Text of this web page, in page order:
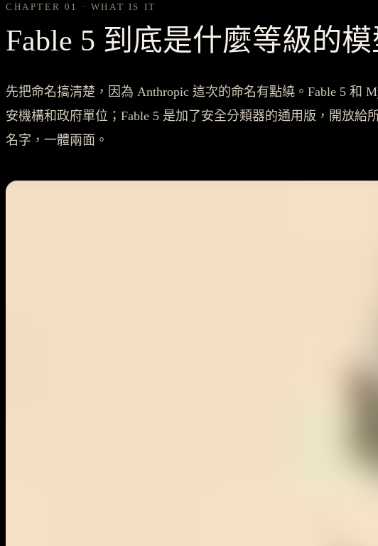
CHAPTER 01 · WHAT IS IT
Fable 5 到底是什麼等級的模
先把命名搞清楚，因為 Anthropic 這次的命名有點繞。Fable 5 和
安機構和政府單位；Fable 5 是加了安全分類器的通用版，開放
名字，一體兩面。